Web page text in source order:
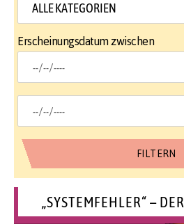
Erscheinungsdatum zwischen
„SYSTEMFEHLER“ –